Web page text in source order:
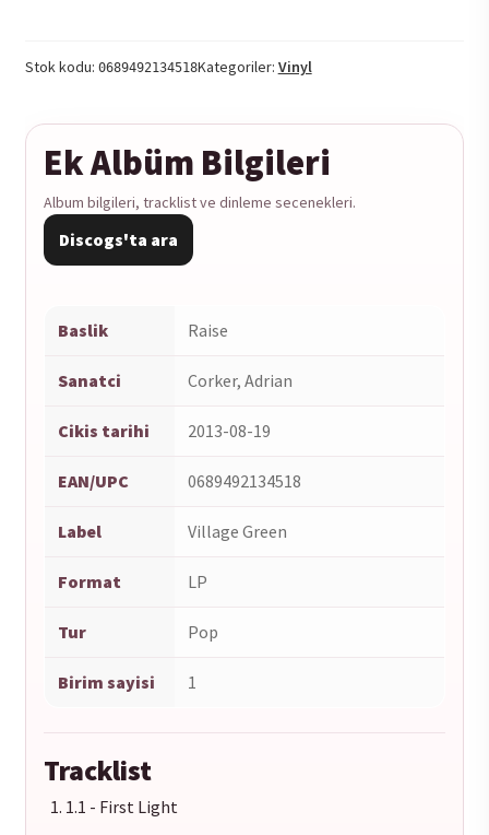
on
on
Stok kodu: 0689492134518Kategoriler: Vinyl
Ek Albüm Bilgileri
Album bilgileri, tracklist ve dinleme secenekleri.
Discogs'ta ara
Baslik Raise
Sanatci Corker, Adrian
Cikis tarihi 2013-08-19
EAN/UPC 0689492134518
Label Village Green
Format LP
Tur Pop
Birim sayisi 1
Tracklist
1.1 - First Light